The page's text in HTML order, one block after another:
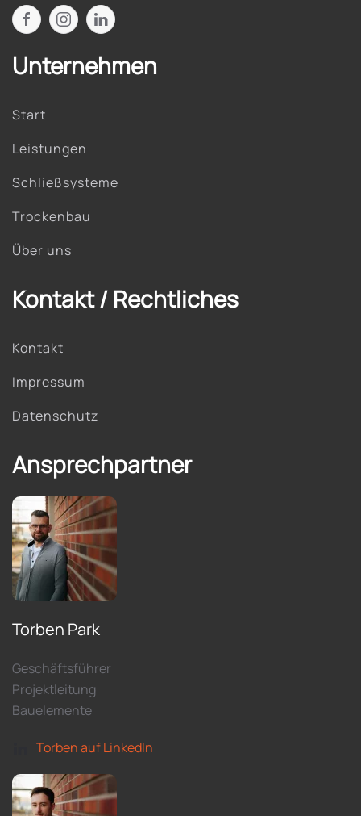
Unternehmen
Start
Leistungen
Schließsysteme
Trockenbau
Über uns
Kontakt / Rechtliches
Kontakt
Impressum
Datenschutz
Ansprechpartner
Torben Park
Geschäftsführer
Projektleitung
Bauelemente
Torben auf LinkedIn